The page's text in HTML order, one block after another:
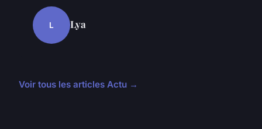
L Lya
Voir tous les articles Actu →